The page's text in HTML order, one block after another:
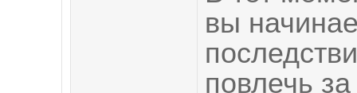
вы
повлечь